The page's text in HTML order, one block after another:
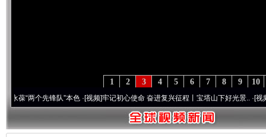
10
9
8
7
6
5
4
3
2
1
先锋队”本色·[视频]牢记初心使命 奋进复兴征程丨宝塔山下好光景..·[视频]因党而生